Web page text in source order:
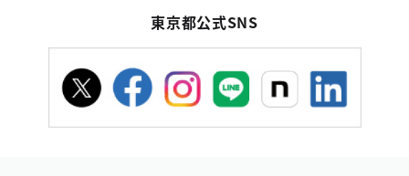
東京都公式SNS